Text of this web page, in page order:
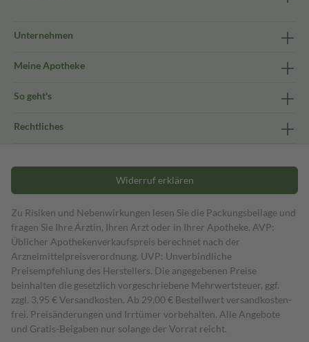
Unternehmen
Meine Apotheke
So geht's
Rechtliches
Widerruf erklären
Zu Risiken und Nebenwirkungen lesen Sie die Packungsbeilage und
fragen Sie Ihre Ärztin, Ihren Arzt oder in Ihrer Apotheke. AVP:
Üblicher Apothekenverkaufspreis berechnet nach der
Arzneimittelpreisverordnung. UVP: Unverbindliche
Preisempfehlung des Herstellers. Die angegebenen Preise
beinhalten die gesetzlich vorgeschriebene Mehrwertsteuer, ggf.
zzgl. 3,95 € Versandkosten. Ab 29,00 € Bestell­wert versand­kosten­
frei. Preisänderungen und Irrtümer vorbehalten. Alle Angebote
und Gratis-Beigaben nur solange der Vorrat reicht.